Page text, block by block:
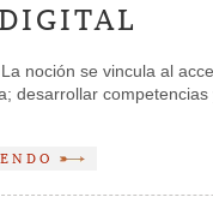
noción se vincula al
desarrollar